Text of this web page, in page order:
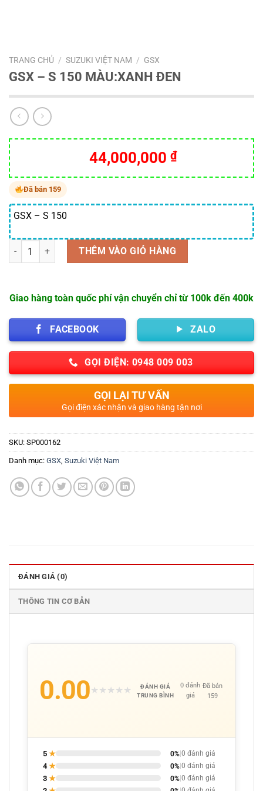
TRANG CHỦ / SUZUKI VIỆT NAM / GSX
GSX – S 150 MÀU:XANH ĐEN
44,000,000 ₫
Đã bán 159
GSX – S 150
Số lượng THÊM VÀO GIỎ HÀNG
Giao hàng toàn quốc phí vận chuyển chỉ từ 100k đến 400k
FACEBOOK ZALO
GỌI ĐIỆN: 0948 009 003
GỌI LẠI TƯ VẤN
Gọi điện xác nhận và giao hàng tận nơi
SKU: SP000162
Danh mục: GSX, Suzuki Việt Nam
ĐÁNH GIÁ (0)
THÔNG TIN CƠ BẢN
0.00★ ★ ★ ★ ★
ĐÁNH GIÁ
TRUNG BÌNH
0 đánh
giá
Đã bán
159
5 ★ 0% 0 đánh giá
4★ 0% 0 đánh giá
3 ★ 0% 0 đánh giá